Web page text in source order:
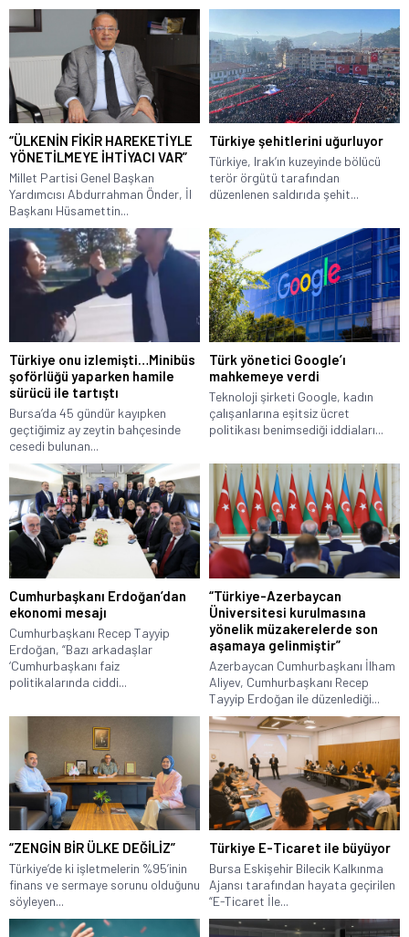
“ÜLKENİN FİKİR HAREKETİYLE
YÖNETİLMEYE İHTİYACI VAR”
Millet Partisi Genel Başkan
Yardımcısı Abdurrahman Önder, İl
Başkanı Hüsamettin...
Türkiye şehitlerini uğurluyor
Türkiye, Irak’ın kuzeyinde bölücü
terör örgütü tarafından
düzenlenen saldırıda şehit...
Türkiye onu izlemişti…Minibüs
şoförlüğü yaparken hamile
sürücü ile tartıştı
Bursa’da 45 gündür kayıpken
geçtiğimiz ay zeytin bahçesinde
cesedi bulunan...
Türk yönetici Google’ı
mahkemeye verdi
Teknoloji şirketi Google, kadın
çalışanlarına eşitsiz ücret
politikası benimsediği iddiaları...
Cumhurbaşkanı Erdoğan’dan
ekonomi mesajı
Cumhurbaşkanı Recep Tayyip
Erdoğan, “Bazı arkadaşlar
‘Cumhurbaşkanı faiz
politikalarında ciddi...
“Türkiye-Azerbaycan
Üniversitesi kurulmasına
yönelik müzakerelerde son
aşamaya gelinmiştir”
Azerbaycan Cumhurbaşkanı İlham
Aliyev, Cumhurbaşkanı Recep
Tayyip Erdoğan ile düzenlediği...
“ZENGİN BİR ÜLKE DEĞİLİZ”
Türkiye’de ki işletmelerin %95’inin
finans ve sermaye sorunu olduğunu
söyleyen...
Türkiye E-Ticaret ile büyüyor
Bursa Eskişehir Bilecik Kalkınma
Ajansı tarafından hayata geçirilen
“E-Ticaret İle...